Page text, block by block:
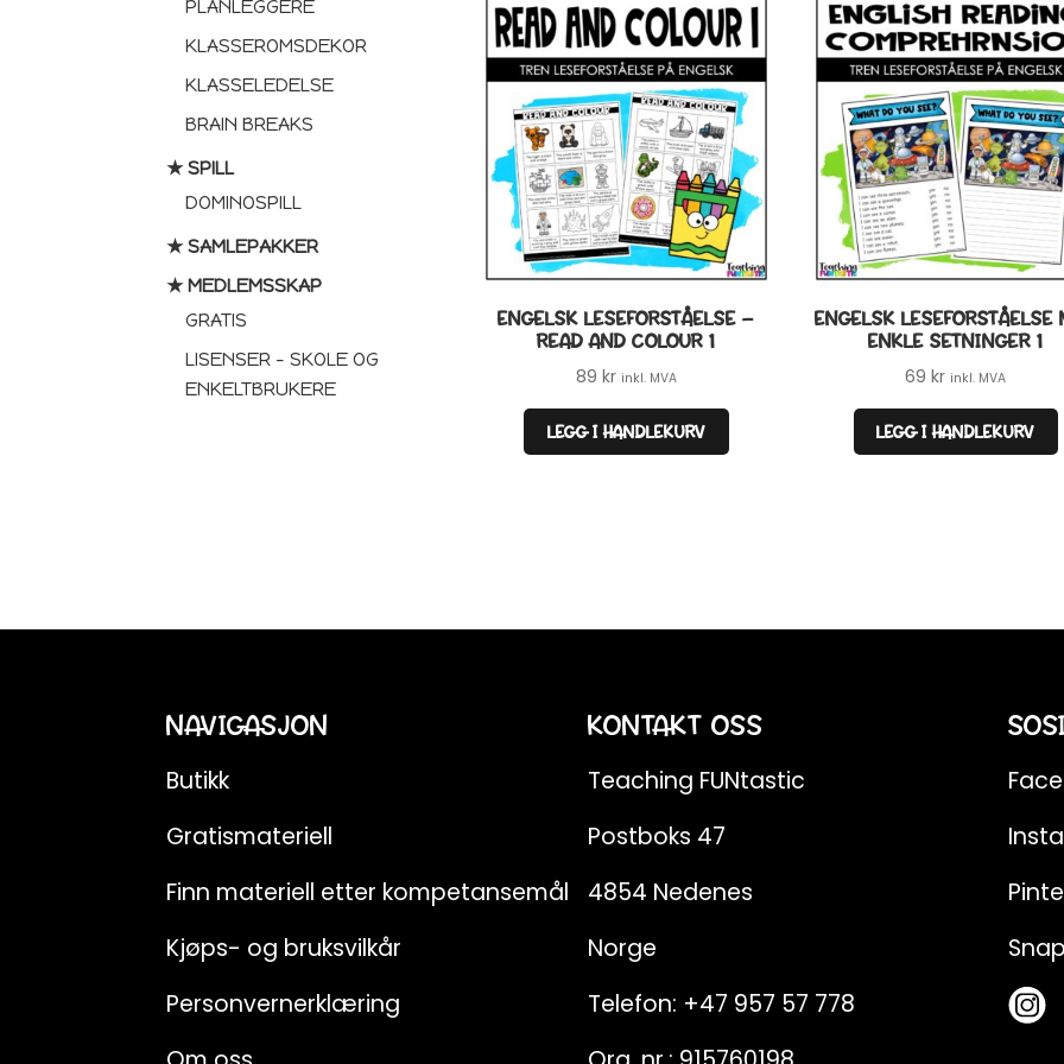
PLANLEGGERE
KLASSEROMSDEKOR
KLASSELEDELSE
BRAIN BREAKS
★ SPILL
DOMINOSPILL
★ SAMLEPAKKER
★ MEDLEMSSKAP
GRATIS
LISENSER – SKOLE OG
ENKELTBRUKERE
ENGELSK LESEFORSTÅELSE –
READ AND COLOUR 1
89 kr inkl. MVA
LEGG I HANDLEKURV
ENGELSK LESEFORSTÅELSE
ENKLE SETNINGER 1
69kr inkl. MVA
LEGG I HANDLEKURV
NAVIGASJON
Butikk
Gratismateriell
Finn materiell etter kompetansemål
Kjøps- og bruksvilkår
Personvernerklæring
KONTAKT OSS
Teaching FUNtastic
Postboks 47
4854 Nedenes
Norge
Telefon: +47 957 57 778